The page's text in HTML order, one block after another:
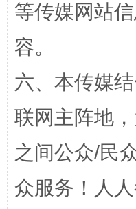
“蜀中异人”王建
等传媒网站
容。
六、本传媒
联网主阵地
之间公众/民
众服务！人人